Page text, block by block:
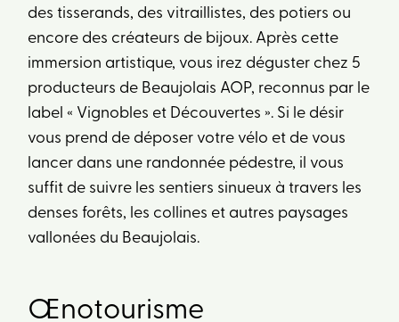
des tisserands, des vitraillistes, des potiers ou
encore des créateurs de bijoux. Après cette
immersion artistique, vous irez déguster chez 5
producteurs de Beaujolais AOP, reconnus par le
label « Vignobles et Découvertes ». Si le désir
vous prend de déposer votre vélo et de vous
lancer dans une randonnée pédestre, il vous
suffit de suivre les sentiers sinueux à travers les
denses forêts, les collines et autres paysages
vallonées du Beaujolais.
Œnotourisme